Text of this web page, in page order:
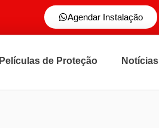
Agendar Instalação
Películas de Proteção Notícias